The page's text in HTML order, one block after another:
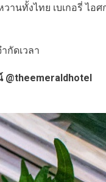
านทั้งไทย เบเกอรี่ ไอ
กัดเวลา
@theemeraldhotel